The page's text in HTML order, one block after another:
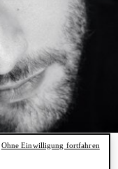
Ohne Einwilligung fortfahren